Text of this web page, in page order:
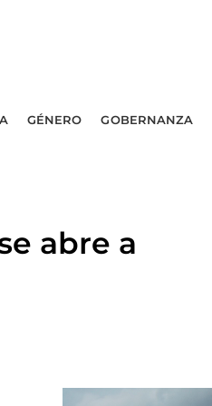
GÉNERO GOBERNANZA
abre a